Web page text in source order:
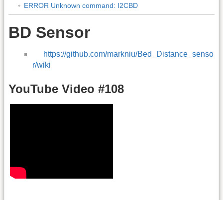
ERROR Unknown command: I2CBD
BD Sensor
https://github.com/markniu/Bed_Distance_senso
r/wiki
YouTube Video #108